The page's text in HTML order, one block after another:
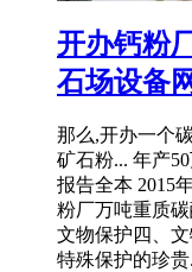
开办钙粉
石场设备
那么,开办一个
矿石粉... 年产
报告全本 2015
粉厂万吨重质
文物保护四、
特殊保护的珍贵